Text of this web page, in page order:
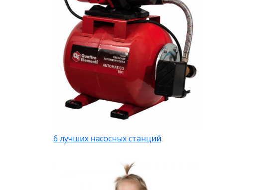
6 лучших насосных станций